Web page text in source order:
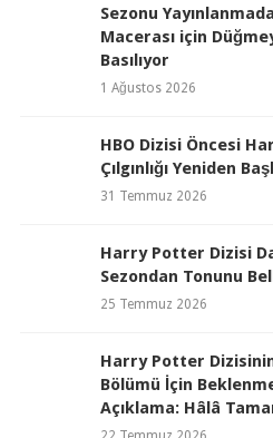
Sezonu
Macerası için
Basılıyor
1 Ağustos 2026
HBO Dizisi Öncesi
Çılgınlığı Yeniden
31 Temmuz 2026
Harry Potter Dizisi
Sezondan Tonunu
25 Temmuz 2026
Harry Potter
Bölümü İçin
Açıklama: Hâlâ